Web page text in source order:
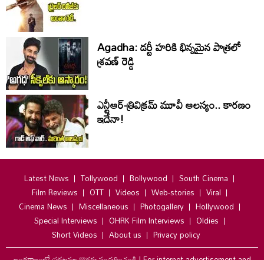
Agadha: డర్టీ హరికి భిన్నమైన పాత్రలో
శ్రవణ్‌ రెడ్డి
ఎన్టీఆర్-త్రివిక్రమ్ మూవీ ఆలస్యం.. కారణం
ఇదేనా!
Latest News Tollywood Bollywood
South Cinema
Film Reviews
OTT Videos Web-stories
Viral
Cinema News
Miscellaneous Photogallery
Hollywood
Special Interviews
OHRK Film Interviews
Oldies
Short Videos
About us
Privacy policy